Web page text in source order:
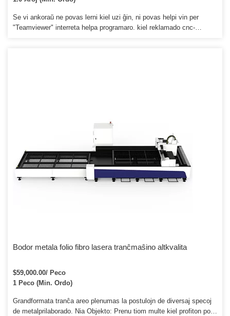
Se vi ankoraŭ ne povas lerni kiel uzi ĝin, ni povas helpi vin per
"Teamviewer" interreta helpa programaro. kiel reklamado cnc-
Bodor metala folio fibro lasera tranĉmaŝino altkvalita
$59,000.00/ Peco
1 Peco (Min. Ordo)
Grandformata tranĉa areo plenumas la postulojn de diversaj specoj
de metalprilaborado. Nia Objekto: Prenu tiom multe kiel profiton por